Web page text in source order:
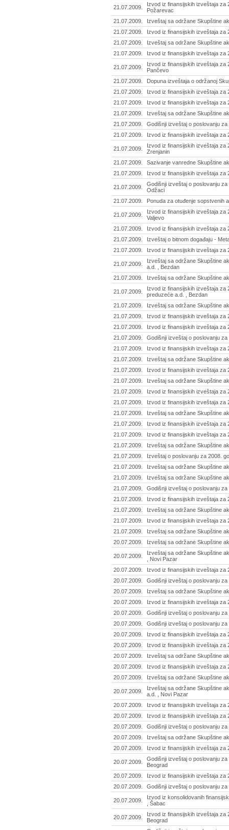
21.07.2009.
Izvod iz finansijskih izveštaja za
Požarevac
21.07.2009.
Izveštaj sa održane Skupštine
21.07.2009.
Izvod iz finansijskih izveštaja za
21.07.2009.
Izveštaj sa održane Skupštine
21.07.2009.
Izvod iz finansijskih izveštaja za
21.07.2009.
Izvod iz finansijskih izveštaja za
Pančevo
21.07.2009.
Dopuna izveštaja o održanoj
21.07.2009.
Izvod iz finansijskih izveštaja za
21.07.2009.
Izvod iz finansijskih izveštaja za
21.07.2009.
Izveštaj sa održane Skupštine
21.07.2009.
Godišnji izveštaj o poslovanju
21.07.2009.
Izvod iz finansijskih izveštaja za
21.07.2009.
Izvod iz finansijskih izveštaja za
Zrenjanin
21.07.2009.
Sazivanje vanredne Skupštine
21.07.2009.
Izvod iz finansijskih izveštaja za
21.07.2009.
Godišnji izveštaj o poslovanju
Odžaci
21.07.2009.
Ponuda za otuđenje sopstvenih
21.07.2009.
Izvod iz finansijskih izveštaja za
Valjevo
21.07.2009.
Izvod iz finansijskih izveštaja za
21.07.2009.
Izveštaj o bitnom događaju -
21.07.2009.
Izvod iz finansijskih izveštaja za
21.07.2009.
Izveštaj sa održane Skupštine
a.d. , Bezdan
21.07.2009.
Izveštaj sa održane Skupštine
21.07.2009.
Izvod iz finansijskih izveštaja za
preduzeće a.d. , Bezdan
21.07.2009.
Izveštaj sa održane Skupštine
21.07.2009.
Izvod iz finansijskih izveštaja za
21.07.2009.
Izvod iz finansijskih izveštaja za
21.07.2009.
Godišnji izveštaj o poslovanju
21.07.2009.
Izvod iz finansijskih izveštaja za
21.07.2009.
Izveštaj sa održane Skupštine
21.07.2009.
Izvod iz finansijskih izveštaja za
21.07.2009.
Izveštaj sa održane Skupštine
21.07.2009.
Izvod iz finansijskih izveštaja za
21.07.2009.
Izvod iz finansijskih izveštaja za
21.07.2009.
Izveštaj sa održane Skupštine
21.07.2009.
Izvod iz finansijskih izveštaja za
21.07.2009.
Izvod iz finansijskih izveštaja za
21.07.2009.
Izveštaj sa održane Skupštine
21.07.2009.
Izveštaj o poslovanju za 2008.
21.07.2009.
Izveštaj sa održane Skupštine
21.07.2009.
Izveštaj sa održane Skupštine
21.07.2009.
Godišnji izveštaj o poslovanju
21.07.2009.
Izvod iz finansijskih izveštaja za
21.07.2009.
Izveštaj sa održane Skupštine
21.07.2009.
Izvod iz finansijskih izveštaja za
21.07.2009.
Izveštaj sa održane Skupštine
20.07.2009.
Izveštaj sa održane Skupštine
20.07.2009.
Izveštaj sa održane Skupštine
, Novi Pazar
20.07.2009.
Izvod iz finansijskih izveštaja za
20.07.2009.
Godišnji izveštaj o poslovanju
20.07.2009.
Izveštaj sa održane Skupštine
20.07.2009.
Izvod iz finansijskih izveštaja za
20.07.2009.
Godišnji izveštaj o poslovanju
20.07.2009.
Godišnji izveštaj o poslovanju
20.07.2009.
Izvod iz finansijskih izveštaja za
20.07.2009.
Izvod iz finansijskih izveštaja za
20.07.2009.
Izveštaj sa održane Skupštine
20.07.2009.
Izvod iz finansijskih izveštaja za
20.07.2009.
Izveštaj sa održane Skupštine
20.07.2009.
Izveštaj sa održane Skupštine
a.d. , Novi Pazar
20.07.2009.
Izvod iz finansijskih izveštaja za
20.07.2009.
Izvod iz finansijskih izveštaja za
20.07.2009.
Godišnji izveštaj o poslovanju
20.07.2009.
Izveštaj sa održane Skupštine
20.07.2009.
Izvod iz finansijskih izveštaja za
20.07.2009.
Godišnji izveštaj o poslovanju
Beograd
20.07.2009.
Izvod iz finansijskih izveštaja za
20.07.2009.
Godišnji izveštaj o poslovanju
20.07.2009.
Izvod iz konsolidovanih
, Šabac
20.07.2009.
Izvod iz finansijskih izveštaja za
Beograd